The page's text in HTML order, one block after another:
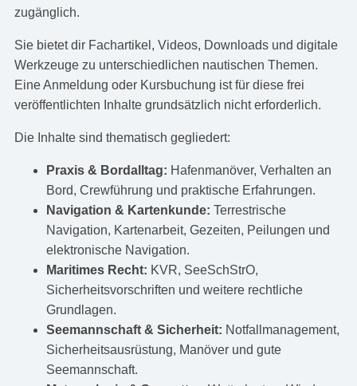
zugänglich.
Sie bietet dir Fachartikel, Videos, Downloads und digitale
Werkzeuge zu unterschiedlichen nautischen Themen.
Eine Anmeldung oder Kursbuchung ist für diese frei
veröffentlichten Inhalte grundsätzlich nicht erforderlich.
Die Inhalte sind thematisch gegliedert:
Praxis & Bordalltag: Hafenmanöver, Verhalten an
Bord, Crewführung und praktische Erfahrungen.
Navigation & Kartenkunde: Terrestrische
Navigation, Kartenarbeit, Gezeiten, Peilungen und
elektronische Navigation.
Maritimes Recht: KVR, SeeSchStrO,
Sicherheitsvorschriften und weitere rechtliche
Grundlagen.
Seemannschaft & Sicherheit: Notfallmanagement,
Sicherheitsausrüstung, Manöver und gute
Seemannschaft.